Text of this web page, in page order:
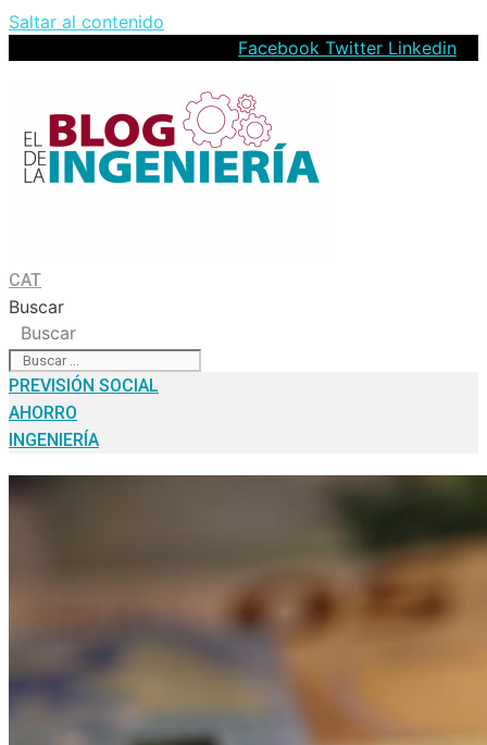
Saltar al contenido
Facebook Twitter Linkedin
CAT
Buscar
Buscar
PREVISIÓN SOCIAL
AHORRO
INGENIERÍA